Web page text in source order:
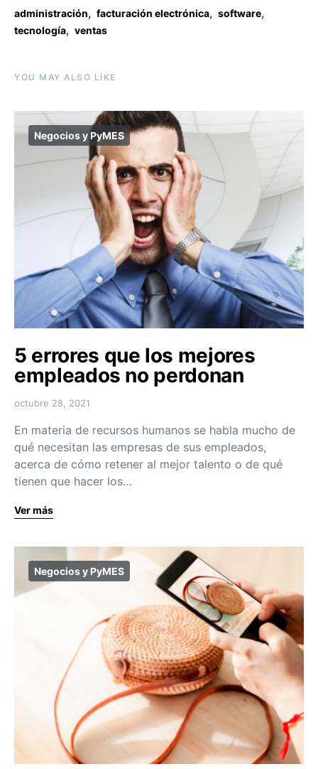
administración, facturación electrónica, software,
tecnología, ventas
YOU MAY ALSO LIKE
Negocios y PyMES
5 errores que los mejores
empleados no perdonan
octubre 28, 2021
En materia de recursos humanos se habla mucho de
qué necesitan las empresas de sus empleados,
acerca de cómo retener al mejor talento o de qué
tienen que hacer los…
Ver más
Negocios y PyMES